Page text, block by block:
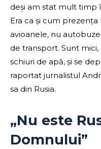
deși am stat mult timp
Era ca și cum prezența
avioanele, nu
de transport. Sunt
schiuri de apă, și se
raportat jurnalistul
sa din Rusia.
„Nu este
Domnului”